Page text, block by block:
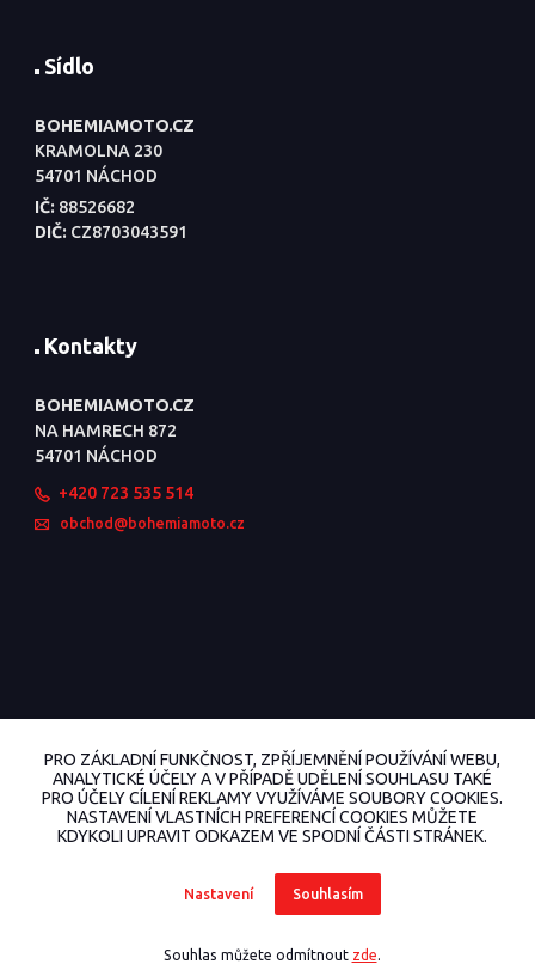
Sídlo
BOHEMIAMOTO.CZ
KRAMOLNA 230
54701 NÁCHOD
IČ: 88526682
DIČ: CZ8703043591
Kontakty
BOHEMIAMOTO.CZ
NA HAMRECH 872
54701 NÁCHOD
+420 723 535 514
obchod@bohemiamoto.cz
PRO ZÁKLADNÍ FUNKČNOST, ZPŘÍJEMNĚNÍ POUŽÍVÁNÍ WEBU,
ANALYTICKÉ ÚČELY A V PŘÍPADĚ UDĚLENÍ SOUHLASU TAKÉ
PRO ÚČELY CÍLENÍ REKLAMY VYUŽÍVÁME SOUBORY COOKIES.
NASTAVENÍ VLASTNÍCH PREFERENCÍ COOKIES MŮŽETE
KDYKOLI UPRAVIT ODKAZEM VE SPODNÍ ČÁSTI STRÁNEK.
Nastavení Souhlasím
Souhlas můžete odmítnout zde.